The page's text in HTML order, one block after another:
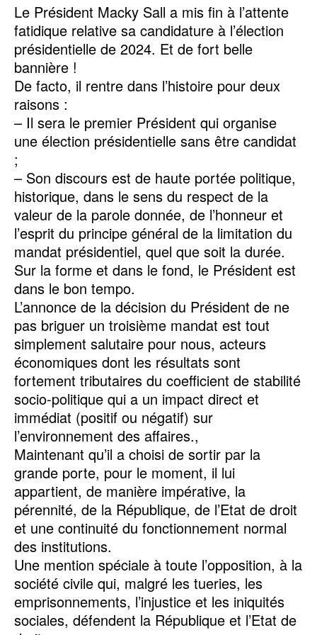
Le Président Macky Sall a mis fin à l’attente
fatidique relative sa candidature à l’élection
présidentielle de 2024. Et de fort belle
bannière !
De facto, il rentre dans l’histoire pour deux
raisons :
– Il sera le premier Président qui organise
une élection présidentielle sans être candidat
;
– Son discours est de haute portée politique,
historique, dans le sens du respect de la
valeur de la parole donnée, de l’honneur et
l’esprit du principe général de la limitation du
mandat présidentiel, quel que soit la durée.
Sur la forme et dans le fond, le Président est
dans le bon tempo.
L’annonce de la décision du Président de ne
pas briguer un troisième mandat est tout
simplement salutaire pour nous, acteurs
économiques dont les résultats sont
fortement tributaires du coefficient de stabilité
socio-politique qui a un impact direct et
immédiat (positif ou négatif) sur
l’environnement des affaires.,
Maintenant qu’il a choisi de sortir par la
grande porte, pour le moment, il lui
appartient, de manière impérative, la
pérennité, de la République, de l’Etat de droit
et une continuité du fonctionnement normal
des institutions.
Une mention spéciale à toute l’opposition, à la
société civile qui, malgré les tueries, les
emprisonnements, l’injustice et les iniquités
sociales, défendent la République et l’Etat de